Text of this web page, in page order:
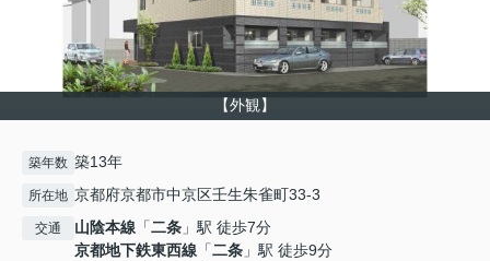
【外観】
築年数 築13年
所在地 京都府京都市中京区壬生朱雀町33-3
交通 山陰本線 「二条 」駅 徒歩7分
京都地下鉄東西線 「二条 」駅 徒歩9分